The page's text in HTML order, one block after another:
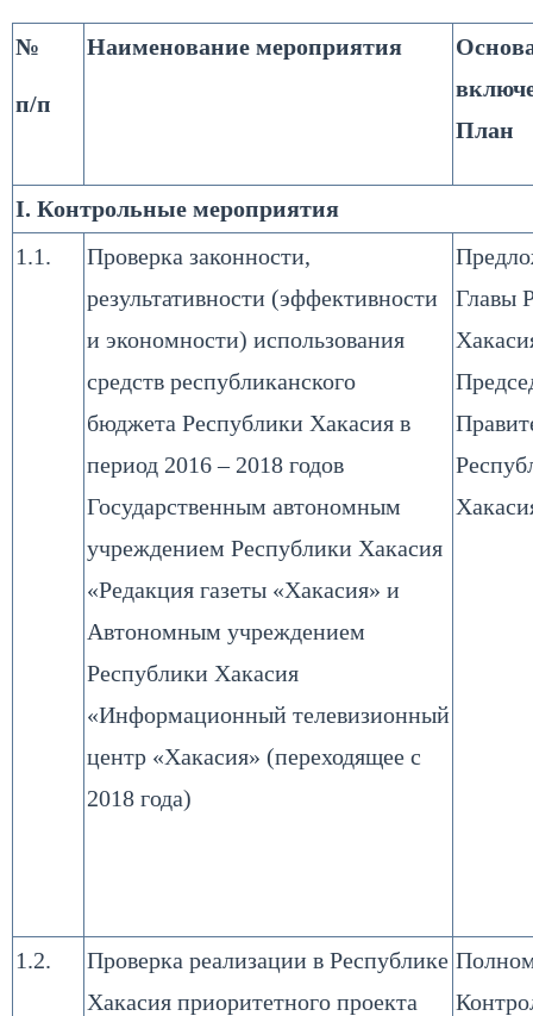
№
п/п
Наименование мероприятия
План
I. Контрольные мероприятия
1.1.
Проверка законности,
результативности (эффективности
и экономности) использования
средств республиканского
бюджета Республики Хакасия в
период 2016 – 2018 годов
Государственным автономным
учреждением Республики Хакасия
«Редакция газеты «Хакасия» и
Автономным учреждением
Республики Хакасия
«Информационный телевизионный
центр «Хакасия» (переходящее с
2018 года)
Главы
1.2.
Проверка реализации в Республике
Хакасия приоритетного проекта